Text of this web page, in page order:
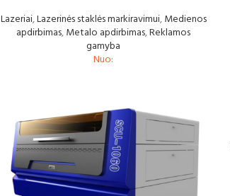
Lazeriai,Lazerinės staklės markiravimui,Medienos
apdirbimas,Metalo apdirbimas,Reklamos
gamyba
Nuo: